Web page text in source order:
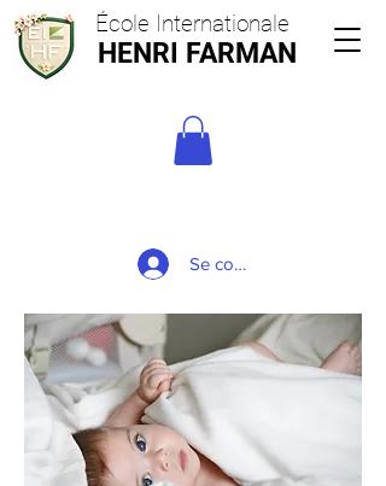
École Internationale
HENRI FARMAN
Se connecter